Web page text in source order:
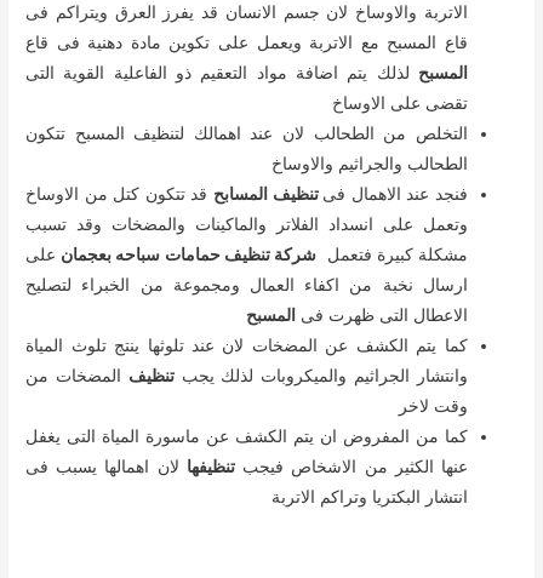
الاتربة والاوساخ لان جسم الانسان قد يفرز العرق ويتراكم فى
قاع المسبح مع الاتربة ويعمل على تكوين مادة دهنية فى قاع
المسبح لذلك يتم اضافة مواد التعقيم ذو الفاعلية القوية التى
تقضى على الاوساخ
التخلص من الطحالب لان عند اهمالك لتنظيف المسبح تتكون
الطحالب والجراثيم والاوساخ
فنجد عند الاهمال فى تنظيف المسابح قد تتكون كتل من الاوساخ
وتعمل على انسداد الفلاتر والماكينات والمضخات وقد تسبب
مشكلة كبيرة فتعمل شركة تنظيف حمامات سباحه بعجمان على
ارسال نخبة من اكفاء العمال ومجموعة من الخبراء لتصليح
الاعطال التى ظهرت فى المسبح
كما يتم الكشف عن المضخات لان عند تلوثها ينتج تلوث المياة
وانتشار الجراثيم والميكروبات لذلك يجبتنظيف المضخات من
وقت لاخر
كما من المفروض ان يتم الكشف عن ماسورة المياة التى يغفل
عنها الكثير من الاشخاص فيجبتنظيفها لان اهمالها يسبب فى
انتشار البكتريا وتراكم الاتربة